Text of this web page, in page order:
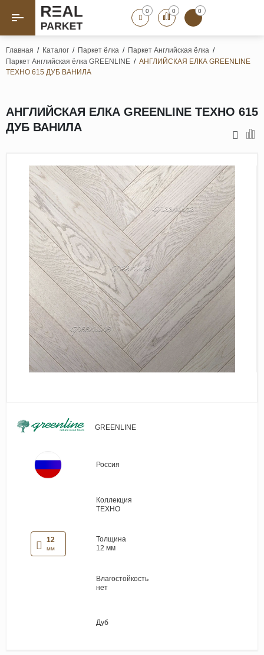
Назад
Паркет «Елка»
Назад
Штучный паркет
Художественный паркет
Паркетная доска
Полы для ванных комнат
Террасная доска
Пробковые покрытия
Ламинат
Виниловые покрытия
Стеновые панели
Лепнина
Клеевая продукция
Паркетные лаки и масла
Плинтус
0 0 0
Главная / Каталог / Паркет ёлка / Паркет Английская ёлка /
Паркет Английская ёлка GREENLINE / АНГЛИЙСКАЯ ЕЛКА GREENLINE
ТЕХНО 615 ДУБ ВАНИЛА
АНГЛИЙСКАЯ ЕЛКА GREENLINE ТЕХНО 615
ДУБ ВАНИЛА
GREENLINE
Россия
Коллекция
ТЕХНО
12
мм
Толщина
12 мм
Влагостойкость
нет
Дуб